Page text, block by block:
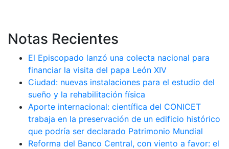
Notas Recientes
El Episcopado lanzó una colecta nacional para
financiar la visita del papa León XIV
Ciudad: nuevas instalaciones para el estudio del
sueño y la rehabilitación física
Aporte internacional: científica del CONICET
trabaja en la preservación de un edificio histórico
que podría ser declarado Patrimonio Mundial
Reforma del Banco Central, con viento a favor: el